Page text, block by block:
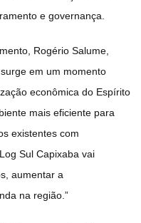
e governança.
Rogério Salume,
em um momento
econômica do Espírito
mais eficiente para
existentes com
Sul Capixaba vai
aumentar a
na região.”